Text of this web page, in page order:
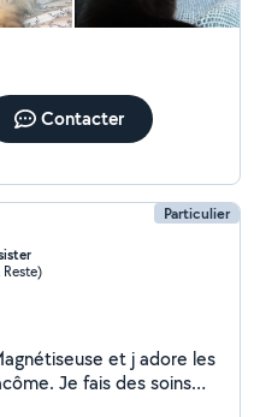
Contacter
Particulier
et j adore les
Je fais des soins